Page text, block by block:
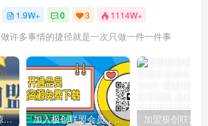
1.9W+ 0 3 1114W+
做许多事情的捷径就是一次只做一件一件事
开一个知识付费资源网站，小白也能日入1000+ 加入极创联盟会员，全站资源免费学习。